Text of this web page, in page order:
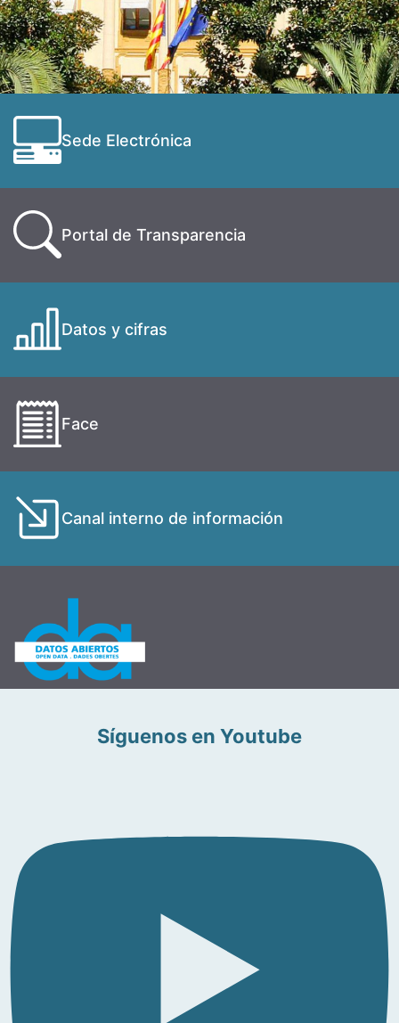
Sede Electrónica
Portal de Transparencia
Datos y cifras
Face
Canal interno de información
Síguenos en Youtube